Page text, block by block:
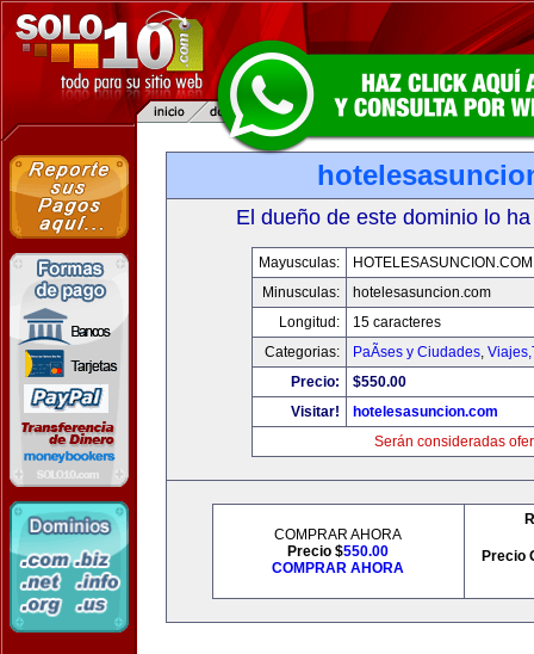
El dueño de este dominio lo
Mayusculas:
HOTELESASUNCION.COM
Minusculas:
hotelesasuncion.com
Longitud:
15 caracteres
Categorias:
PaÃ­ses y Ciudades,
Precio:
$550.00
Visitar!
hotelesasuncion.com
Serán consideradas
COMPRAR AHORA
Precio $550.00
COMPRAR AHORA
Precio